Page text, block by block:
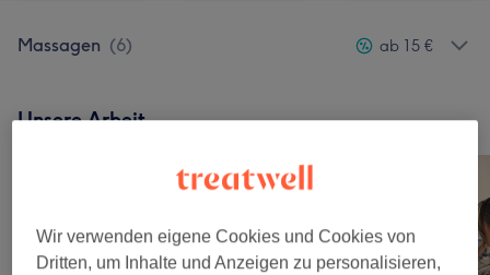
Massagen (6) ab 15 €
Unsere Arbeit
Wir verwenden eigene Cookies und Cookies von
Dritten, um Inhalte und Anzeigen zu personalisieren,